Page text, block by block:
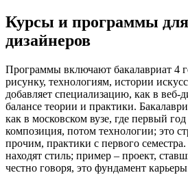
Курсы и программы
дизайнеров
Программы включают бакалавриат 4
рисунку, технологиям, истории
добавляет специализацию, как в веб-
балансе теории и практики.
как в московском вузе, где первый
композиция, потом технологии; это
прочим, практики с первого
находят стиль; пример – проект,
честно говоря, это фундамент